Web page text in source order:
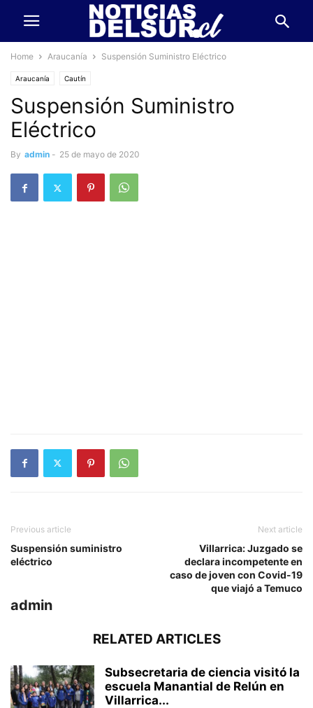
Home Araucanía Suspensión Suministro Eléctrico
Araucanía Cautín
Suspensión Suministro
Eléctrico
By admin - 25 de mayo de 2020
Previous article
Suspensión suministro
eléctrico
Next article
Villarrica: Juzgado se
declara incompetente en
caso de joven con Covid-19
que viajó a Temuco
admin
RELATED ARTICLES
Subsecretaria de ciencia visitó la
escuela Manantial de Relún en
Villarrica...